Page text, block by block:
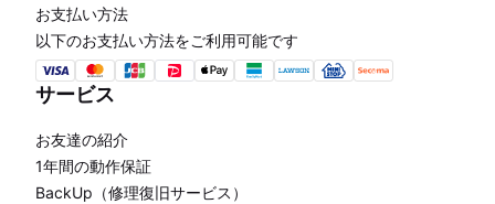
お支払い方法
以下のお支払い方法をご利用可能です
サービス
お友達の紹介
1年間の動作保証
BackUp（修理復旧サービス）